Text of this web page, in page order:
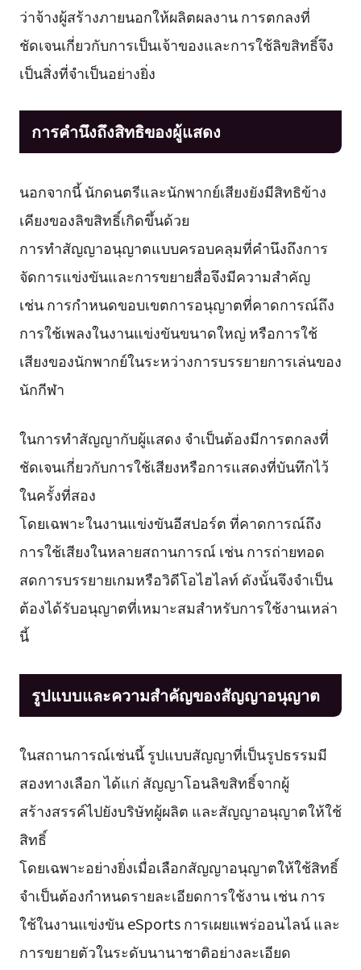
ว่าจ้างผู้สร้างภายนอกให้ผลิตผลงาน การตกลงที่
ชัดเจนเกี่ยวกับการเป็นเจ้าของและการใช้ลิขสิทธิ์จึง
เป็นสิ่งที่จำเป็นอย่างยิ่ง
การคำนึงถึงสิทธิของผู้แสดง
นอกจากนี้ นักดนตรีและนักพากย์เสียงยังมีสิทธิข้าง
เคียงของลิขสิทธิ์เกิดขึ้นด้วย
การทำสัญญาอนุญาตแบบครอบคลุมที่คำนึงถึงการ
จัดการแข่งขันและการขยายสื่อจึงมีความสำคัญ
เช่น การกำหนดขอบเขตการอนุญาตที่คาดการณ์ถึง
การใช้เพลงในงานแข่งขันขนาดใหญ่ หรือการใช้
เสียงของนักพากย์ในระหว่างการบรรยายการเล่นของ
นักกีฬา
ในการทำสัญญากับผู้แสดง จำเป็นต้องมีการตกลงที่
ชัดเจนเกี่ยวกับการใช้เสียงหรือการแสดงที่บันทึกไว้
ในครั้งที่สอง
โดยเฉพาะในงานแข่งขันอีสปอร์ต ที่คาดการณ์ถึง
การใช้เสียงในหลายสถานการณ์ เช่น การถ่ายทอด
สดการบรรยายเกมหรือวิดีโอไฮไลท์ ดังนั้นจึงจำเป็น
ต้องได้รับอนุญาตที่เหมาะสมสำหรับการใช้งานเหล่า
นี้
รูปแบบและความสำคัญของสัญญาอนุญาต
ในสถานการณ์เช่นนี้ รูปแบบสัญญาที่เป็นรูปธรรมมี
สองทางเลือก ได้แก่ สัญญาโอนลิขสิทธิ์จากผู้
สร้างสรรค์ไปยังบริษัทผู้ผลิต และสัญญาอนุญาตให้ใช้
สิทธิ์
โดยเฉพาะอย่างยิ่งเมื่อเลือกสัญญาอนุญาตให้ใช้สิทธิ์
จำเป็นต้องกำหนดรายละเอียดการใช้งาน เช่น การ
ใช้ในงานแข่งขัน eSports การเผยแพร่ออนไลน์ และ
การขยายตัวในระดับนานาชาติอย่างละเอียด